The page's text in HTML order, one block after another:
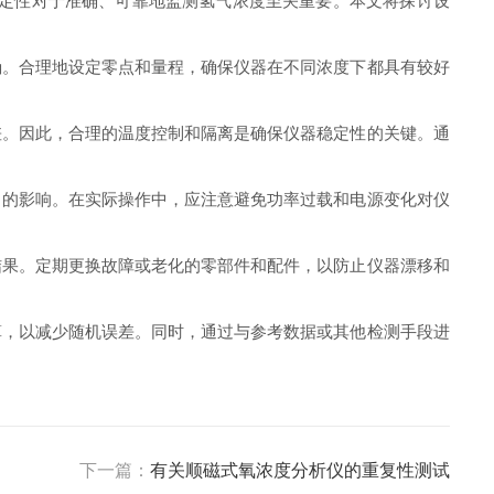
理地设定零点和量程，确保仪器在不同浓度下都具有较好
此，合理的温度控制和隔离是确保仪器稳定性的关键。通
响。在实际操作中，应注意避免功率过载和电源变化对仪
定期更换故障或老化的零部件和配件，以防止仪器漂移和
减少随机误差。同时，通过与参考数据或其他检测手段进
下一篇： 有关顺磁式氧浓度分析仪的重复性测试